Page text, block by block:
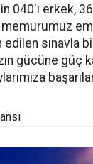
040'ı erkek,
edilen sınavla
gücüne güç